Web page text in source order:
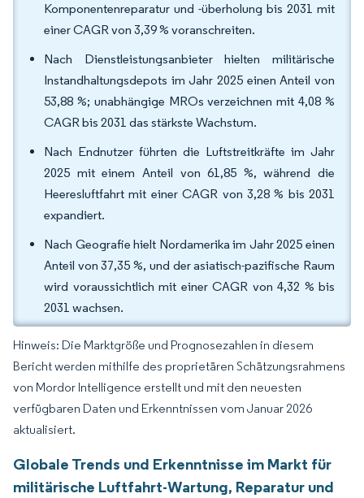
Komponentenreparatur und -überholung bis 2031 mit
einer CAGR von 3,39 % voranschreiten.
Nach Dienstleistungsanbieter hielten militärische
Instandhaltungsdepots im Jahr 2025 einen Anteil von
53,88 %; unabhängige MROs verzeichnen mit 4,08 %
CAGR bis 2031 das stärkste Wachstum.
Nach Endnutzer führten die Luftstreitkräfte im Jahr
2025 mit einem Anteil von 61,85 %, während die
Heeresluftfahrt mit einer CAGR von 3,28 % bis 2031
expandiert.
Nach Geografie hielt Nordamerika im Jahr 2025 einen
Anteil von 37,35 %, und der asiatisch-pazifische Raum
wird voraussichtlich mit einer CAGR von 4,32 % bis
2031 wachsen.
Hinweis: Die Marktgröße und Prognosezahlen in diesem
Bericht werden mithilfe des proprietären Schätzungsrahmens
von Mordor Intelligence erstellt und mit den neuesten
verfügbaren Daten und Erkenntnissen vom Januar 2026
aktualisiert.
Globale Trends und Erkenntnisse im Markt für
militärische Luftfahrt-Wartung, Reparatur und